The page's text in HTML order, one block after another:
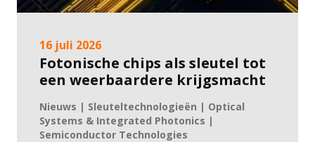
16 juli 2026
Fotonische chips als sleutel tot
een weerbaardere krijgsmacht
Nieuws | Sleuteltechnologieën | Optical
Systems & Integrated Photonics |
Semiconductor Technologies